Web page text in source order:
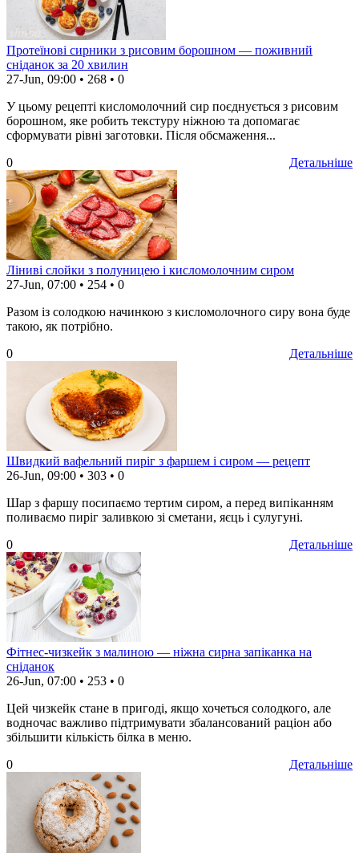
Протеїнові сирники з рисовим борошном — поживний
сніданок за 20 хвилин
27-Jun, 09:00 • 268 • 0
У цьому рецепті кисломолочний сир поєднується з рисовим
борошном, яке робить текстуру ніжною та допомагає
сформувати рівні заготовки. Після обсмаження...
Детальніше
0
Ліниві слойки з полуницею і кисломолочним сиром
27-Jun, 07:00 • 254 • 0
Разом із солодкою начинкою з кисломолочного сиру вона буде
такою, як потрібно.
Детальніше
0
Швидкий вафельний пиріг з фаршем і сиром — рецепт
26-Jun, 09:00 • 303 • 0
Шар з фаршу посипаємо тертим сиром, а перед випіканням
поливаємо пиріг заливкою зі сметани, яєць і сулугуні.
Детальніше
0
Фітнес-чизкейк з малиною — ніжна сирна запіканка на
сніданок
26-Jun, 07:00 • 253 • 0
Цей чизкейк стане в пригоді, якщо хочеться солодкого, але
водночас важливо підтримувати збалансований раціон або
збільшити кількість білка в меню.
Детальніше
0